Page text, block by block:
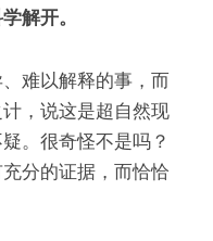
解开。
难以解释的事，而
，说这是超自然现
。很奇怪不是吗？
分的证据，而恰恰